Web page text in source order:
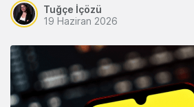
Tuğçe İçözü
19 Haziran 2026